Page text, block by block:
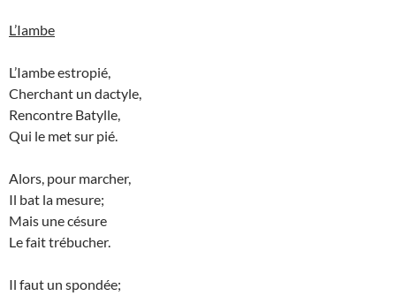
L’Iambe
L’Iambe estropié,
Cherchant un dactyle,
Rencontre Batylle,
Qui le met sur pié.
Alors, pour marcher,
Il bat la mesure;
Mais une césure
Le fait trébucher.
Il faut un spondée;